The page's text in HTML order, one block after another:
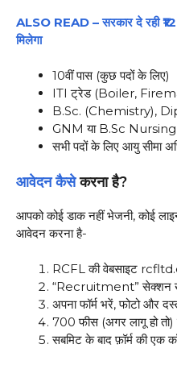
ALSO READ – सरकार दे रही
मिलेगा
10वीं पास (कुछ पदों के लिए)
ITI ट्रेड (Boiler,
B.Sc. (Chemistry),
GNM या B.Sc
सभी पदों के लिए आयु सीमा
आवेदन कैसेकरना है?
आपको कोई डाक नहीं भेजनी, कोई
आवेदन करना है-
RCFL की वेबसाइट
“Recruitment” सेक्शन
अपना फॉर्म भरें, फोटो और
₹700 फीस (अगर लागू हो
सबमिट के बाद फ़ॉर्म की एक